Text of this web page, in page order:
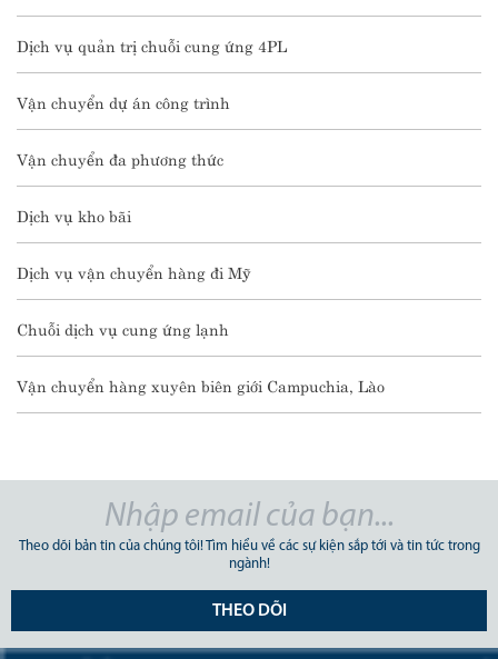
Dịch vụ quản trị chuỗi cung ứng 4PL
Vận chuyển dự án công trình
Vận chuyển đa phương thức
Dịch vụ kho bãi
Dịch vụ vận chuyển hàng đi Mỹ
Chuỗi dịch vụ cung ứng lạnh
Vận chuyển hàng xuyên biên giới Campuchia, Lào
Theo dõi bản tin của chúng tôi! Tìm hiểu về các sự kiện sắp tới và tin tức trong
ngành!
THEO DÕI